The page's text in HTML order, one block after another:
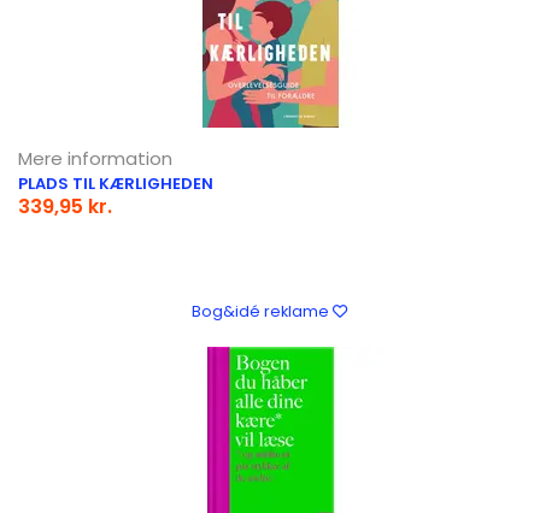
Mere information
PLADS TIL KÆRLIGHEDEN
339,95 kr.
Bog&idé reklame